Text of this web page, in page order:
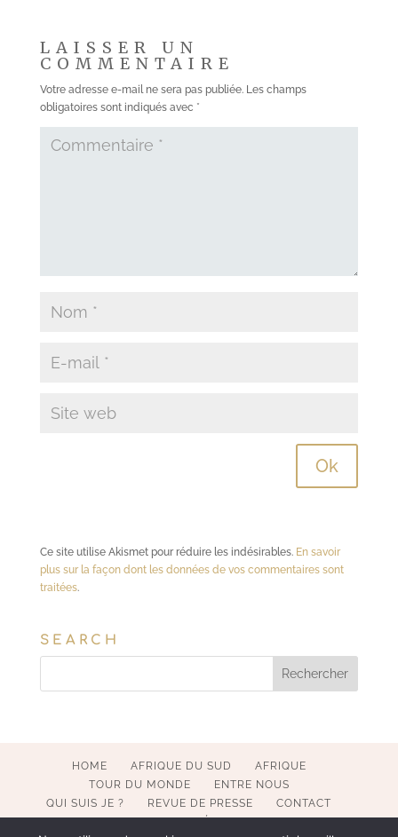
LAISSER UN
COMMENTAIRE
Votre adresse e-mail ne sera pas publiée. Les champs
obligatoires sont indiqués avec *
Ce site utilise Akismet pour réduire les indésirables. En savoir
plus sur la façon dont les données de vos commentaires sont
traitées.
SEARCH
HOME AFRIQUE DU SUD
AFRIQUE
TOUR DU MONDE
ENTRE NOUS
QUI SUIS JE ?
REVUE DE PRESSE
CONTACT